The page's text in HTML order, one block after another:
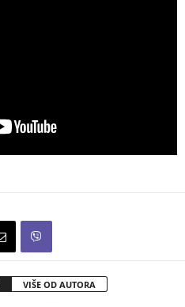
VIŠE OD AUTORA